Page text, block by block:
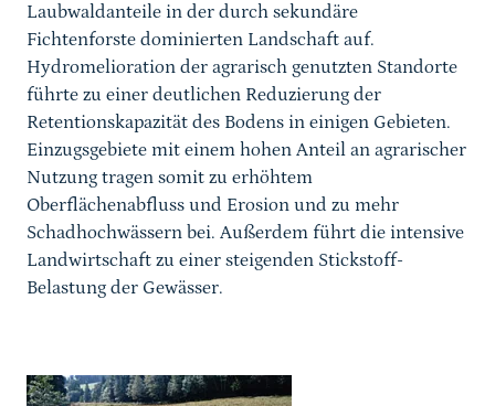
Laubwaldanteile in der durch sekundäre
Fichtenforste dominierten Landschaft auf.
Hydromelioration der agrarisch genutzten Standorte
führte zu einer deutlichen Reduzierung der
Retentionskapazität des Bodens in einigen Gebieten.
Einzugsgebiete mit einem hohen Anteil an agrarischer
Nutzung tragen somit zu erhöhtem
Oberflächenabfluss und Erosion und zu mehr
Schadhochwässern bei. Außerdem führt die intensive
Landwirtschaft zu einer steigenden Stickstoff-
Belastung der Gewässer.